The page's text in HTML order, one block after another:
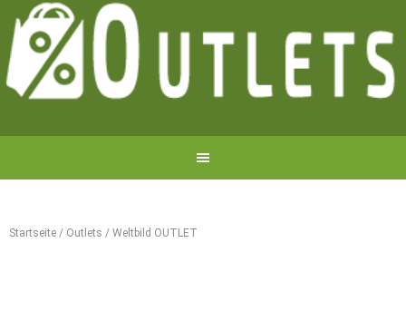
Startseite / Outlets / Weltbild OUTLET